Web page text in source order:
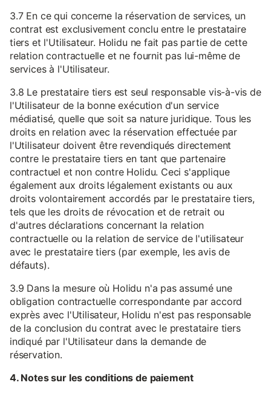
3.7 En ce qui concerne la réservation de services, un
contrat est exclusivement conclu entre le prestataire
tiers et l'Utilisateur. Holidu ne fait pas partie de cette
relation contractuelle et ne fournit pas lui-même de
services à l'Utilisateur.
3.8 Le prestataire tiers est seul responsable vis-à-vis de
l'Utilisateur de la bonne exécution d'un service
médiatisé, quelle que soit sa nature juridique. Tous les
droits en relation avec la réservation effectuée par
l'Utilisateur doivent être revendiqués directement
contre le prestataire tiers en tant que partenaire
contractuel et non contre Holidu. Ceci s'applique
également aux droits légalement existants ou aux
droits volontairement accordés par le prestataire tiers,
tels que les droits de révocation et de retrait ou
d'autres déclarations concernant la relation
contractuelle ou la relation de service de l'utilisateur
avec le prestataire tiers (par exemple, les avis de
défauts).
3.9 Dans la mesure où Holidu n'a pas assumé une
obligation contractuelle correspondante par accord
exprès avec l'Utilisateur, Holidu n'est pas responsable
de la conclusion du contrat avec le prestataire tiers
indiqué par l'Utilisateur dans la demande de
réservation.
4. Notes sur les conditions de paiement